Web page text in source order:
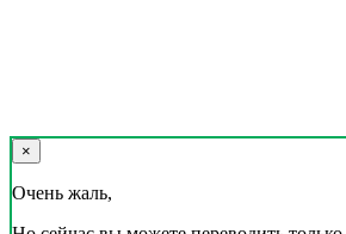
×
Очень жаль,